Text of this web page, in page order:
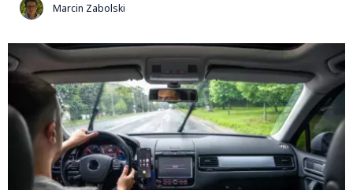
Marcin Zabolski